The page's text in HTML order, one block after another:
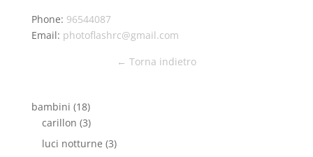
Phone: 96544087
Email: photoflashrc@gmail.com
← Torna indietro
bambini (18)
carillon (3)
luci notturne (3)